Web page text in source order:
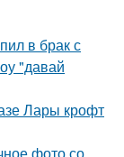
в брак с
"давай
Лары крофт
фото со